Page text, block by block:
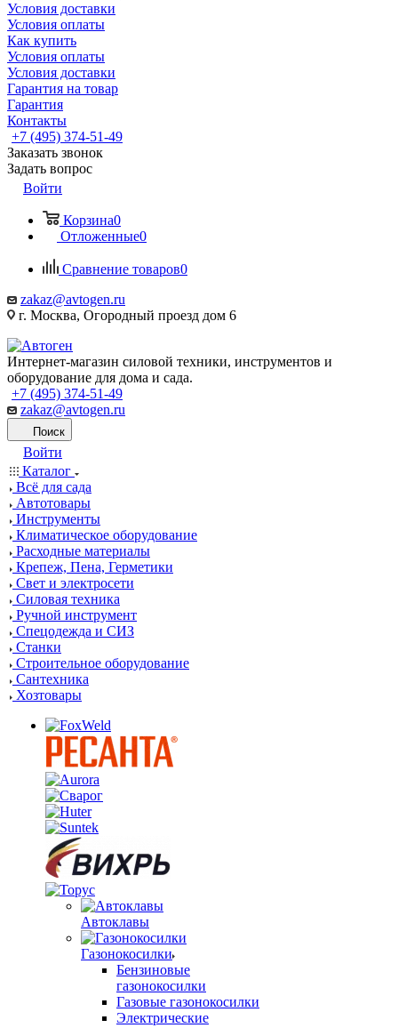
Условия доставки
Условия оплаты
Как купить
Условия оплаты
Условия доставки
Гарантия на товар
Гарантия
Контакты
+7 (495) 374-51-49
Заказать звонок
Задать вопрос
Войти
Корзина0
Отложенные0
Сравнение товаров0
zakaz@avtogen.ru
г. Москва, Огородный проезд дом 6
Интернет-магазин силовой техники, инструментов и
оборудование для дома и сада.
+7 (495) 374-51-49
zakaz@avtogen.ru
Поиск
Войти
Каталог
Всё для сада
Автотовары
Инструменты
Климатическое оборудование
Расходные материалы
Крепеж, Пена, Герметики
Свет и электросети
Силовая техника
Ручной инструмент
Спецодежда и СИЗ
Станки
Строительное оборудование
Сантехника
Хозтовары
Автоклавы
Газонокосилки
Бензиновые
газонокосилки
Газовые газонокосилки
Электрические